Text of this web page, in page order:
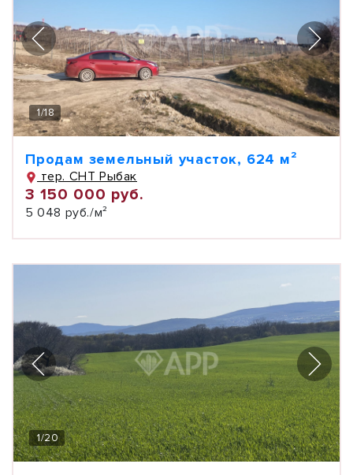
1/18
Продам земельный участок, 624 м²
тер. СНТ Рыбак
3 150 000 руб.
5 048 руб./м²
1/20